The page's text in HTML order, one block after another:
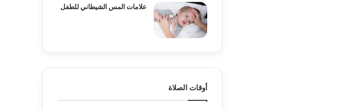
علامات المس الشيطاني للطفل
أوقات الصلاة